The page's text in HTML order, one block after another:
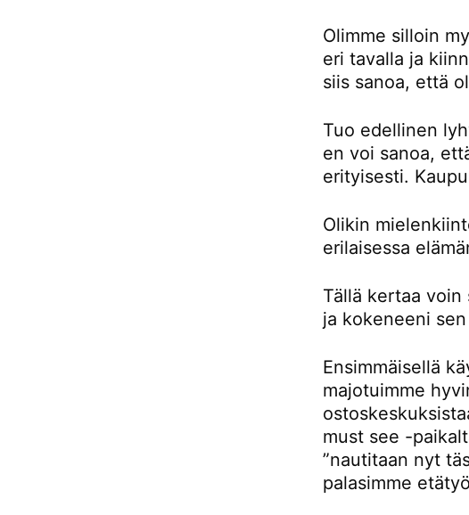
Olimme silloin
eri tavalla ja
siis sanoa, että
Tuo edellinen
en voi sanoa,
erityisesti.
Olikin
erilaisessa
Tällä kertaa voin
ja kokeneeni
Ensimmäisellä
majotuimme
must see -
”nautitaan nyt
palasimme